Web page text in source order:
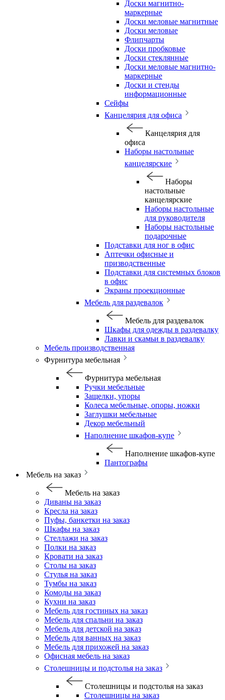
Доски магнитно-
маркерные
Доски меловые магнитные
Доски меловые
Флипчарты
Доски пробковые
Доски стеклянные
Доски меловые магнитно-
маркерные
Доски и стенды
информационные
Сейфы
Канцелярия для офиса
Канцелярия для
офиса
Наборы настольные
канцелярские
Наборы
настольные
канцелярские
Наборы настольные
для руководителя
Наборы настольные
подарочные
Подставки для ног в офис
Аптечки офисные и
призводственные
Подставки для системных блоков
в офис
Экраны проекционные
Мебель для раздевалок
Мебель для раздевалок
Шкафы для одежды в раздевалку
Лавки и скамьи в раздевалку
Мебель производственная
Фурнитура мебельная
Фурнитура мебельная
Ручки мебельные
Защелки, упоры
Колеса мебельные, опоры, ножки
Заглушки мебельные
Декор мебельный
Наполнение шкафов-купе
Наполнение шкафов-купе
Пантографы
Мебель на заказ
Мебель на заказ
Диваны на заказ
Кресла на заказ
Пуфы, банкетки на заказ
Шкафы на заказ
Стеллажи на заказ
Полки на заказ
Кровати на заказ
Столы на заказ
Стулья на заказ
Тумбы на заказ
Комоды на заказ
Кухни на заказ
Мебель для гостиных на заказ
Мебель для спальни на заказ
Мебель для детской на заказ
Мебель для ванных на заказ
Мебель для прихожей на заказ
Офисная мебель на заказ
Столешницы и подстолья на заказ
Столешницы и подстолья на заказ
Столешницы на заказ